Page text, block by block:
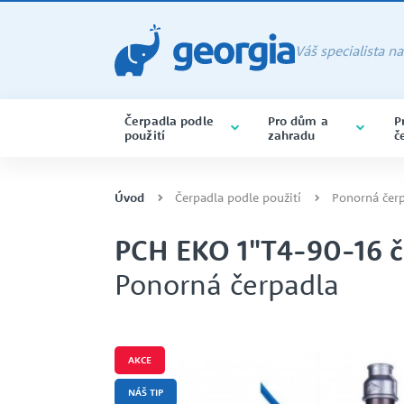
Váš specialista
Čerpadla podle
použití
ponorná čerpadla varianta na
SAMONASÁVACÍ ČERPADLA
Pro dům a
zahradu
ČERPADLA BAZÉNOVÁ
PONORNÁ
CHEMIE
POTRAVINÁŘSTVÍ
ALMATEC
CAPRARI
SERVIS A OPRAVY ČERPADEL
CERTIFIKACE ISO
Úvod Čerpadla podle použití Ponorná
PCH EKO 1"T4-90-16
Ponorná čerpadla
AKCE
NÁŠ TIP